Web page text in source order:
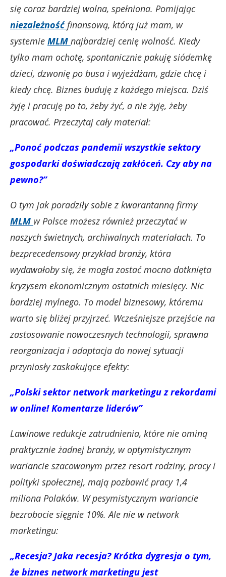
się coraz bardziej wolna, spełniona. Pomijając
niezależnośćfinansową, którą już mam, w
systemie MLM najbardziej cenię wolność. Kiedy
tylko mam ochotę, spontanicznie pakuję siódemkę
dzieci, dzwonię po busa i wyjeżdżam, gdzie chcę i
kiedy chcę. Biznes buduję z każdego miejsca. Dziś
żyję i pracuję po to, żeby żyć, a nie żyję, żeby
pracować. Przeczytaj cały materiał:
„Ponoć podczas pandemii wszystkie sektory
gospodarki doświadczają zakłóceń. Czy aby na
pewno?”
O tym jak poradziły sobie z kwarantanną firmy
MLM w Polsce możesz również przeczytać w
naszych świetnych, archiwalnych materiałach. To
bezprecedensowy przykład branży, która
wydawałoby się, że mogła zostać mocno dotknięta
kryzysem ekonomicznym ostatnich miesięcy. Nic
bardziej mylnego. To model biznesowy, któremu
warto się bliżej przyjrzeć. Wcześniejsze przejście na
zastosowanie nowoczesnych technologii, sprawna
reorganizacja i adaptacja do nowej sytuacji
przyniosły zaskakujące efekty:
„Polski sektor network marketingu z rekordami
w online! Komentarze liderów”
Lawinowe redukcje zatrudnienia, które nie ominą
praktycznie żadnej branży, w optymistycznym
wariancie szacowanym przez resort rodziny, pracy i
polityki społecznej, mają pozbawić pracy 1,4
miliona Polaków. W pesymistycznym wariancie
bezrobocie sięgnie 10%. Ale nie w network
marketingu:
„Recesja? Jaka recesja? Krótka dygresja o tym,
że biznes network marketingu jest